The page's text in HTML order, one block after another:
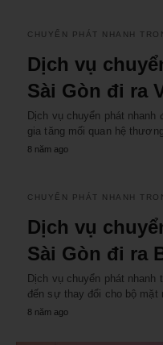
CHUYỂN PHÁT NHANH
Dịch vụ
Sài Gòn đi ra
Dịch vụ chuyển phát nhanh
gia tăng mối quan hệ
8 năm ago
CHUYỂN PHÁT NHANH
Dịch vụ
Sài Gòn đi ra
Dịch vụ chuyển phát
đến sự thay đổi cho bộ mặt
8 năm ago